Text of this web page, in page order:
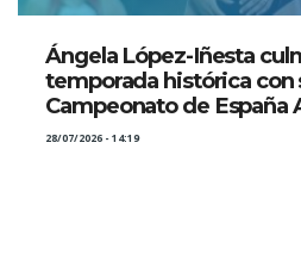
Ángela López-Iñesta
temporada histórica con
Campeonato de España
28/07/2026 - 14:19